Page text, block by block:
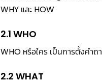
WHY และ HOW
2.1 WHO
WHO หรือใคร เป็นการตั้งคำ
2.2 WHAT